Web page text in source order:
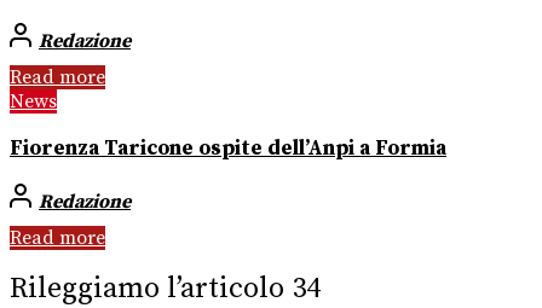
Redazione
Read more
News
Fiorenza Taricone ospite dell’Anpi a Formia
Redazione
Read more
Rileggiamo l’articolo 34